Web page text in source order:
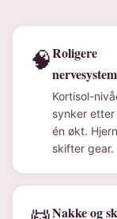
🧠Roligere
nervesystem
Kortisol-
synker
én økt.
skifter gear.
Nakke og